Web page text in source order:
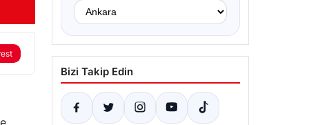
Bizi Takip Edin